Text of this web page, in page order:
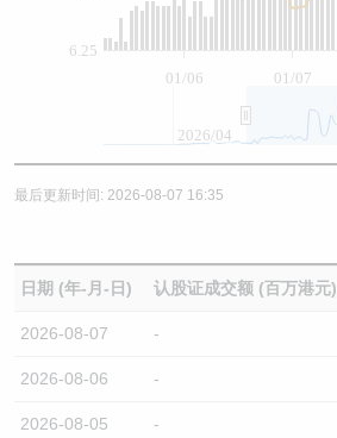
01/06 01/07
6.25
2026/04
最后更新时间: 2026-08-07 16:35
日期 (年-月-日) 认股证成交额 (百万港元)
2026-08-07 -
2026-08-06 -
2026-08-05 -